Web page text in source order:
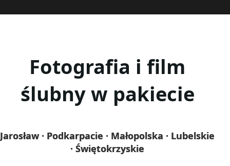
Fotografia i film
ślubny w pakiecie
Jarosław · Podkarpacie · Małopolska · Lubelskie
· Świętokrzyskie